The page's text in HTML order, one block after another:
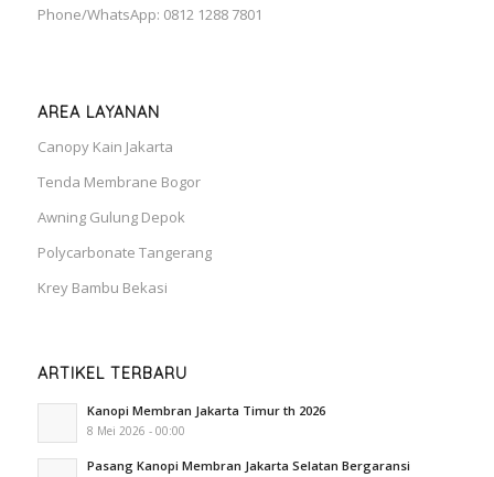
Phone/WhatsApp: 0812 1288 7801
AREA LAYANAN
Canopy Kain Jakarta
Tenda Membrane Bogor
Awning Gulung Depok
Polycarbonate Tangerang
Krey Bambu Bekasi
ARTIKEL TERBARU
Kanopi Membran Jakarta Timur th 2026
8 Mei 2026 - 00:00
Pasang Kanopi Membran Jakarta Selatan Bergaransi